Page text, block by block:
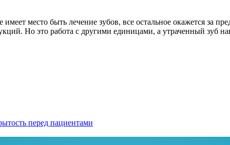
место быть лечение зубов, все остальное окажется за
Но это работа с другими единицами, а утраченный зуб
перед пациентами